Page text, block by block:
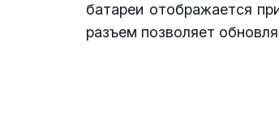
батареи отображается
разъем позволяет